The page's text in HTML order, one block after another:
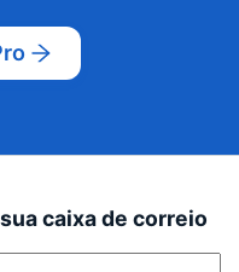
caixa de correio